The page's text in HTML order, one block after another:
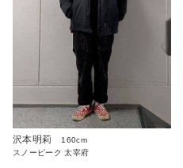
沢本明莉
160cm
スノーピーク 太宰府